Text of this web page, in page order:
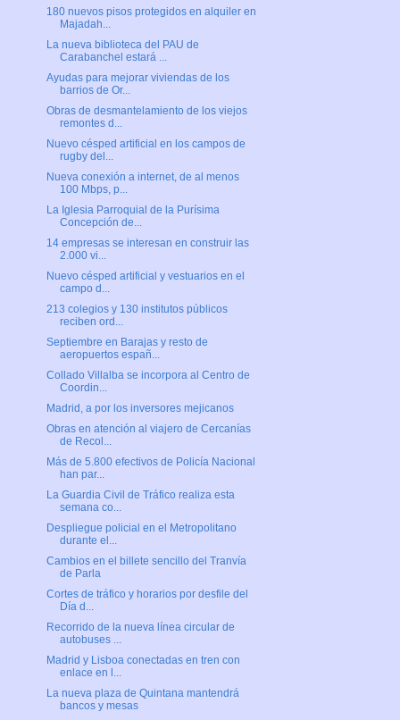
180 nuevos pisos protegidos en alquiler en
Majadah...
La nueva biblioteca del PAU de
Carabanchel estará ...
Ayudas para mejorar viviendas de los
barrios de Or...
Obras de desmantelamiento de los viejos
remontes d...
Nuevo césped artificial en los campos de
rugby del...
Nueva conexión a internet, de al menos
100 Mbps, p...
La Iglesia Parroquial de la Purísima
Concepción de...
14 empresas se interesan en construir las
2.000 vi...
Nuevo césped artificial y vestuarios en el
campo d...
213 colegios y 130 institutos públicos
reciben ord...
Septiembre en Barajas y resto de
aeropuertos españ...
Collado Villalba se incorpora al Centro de
Coordin...
Madrid, a por los inversores mejicanos
Obras en atención al viajero de Cercanías
de Recol...
Más de 5.800 efectivos de Policía Nacional
han par...
La Guardia Civil de Tráfico realiza esta
semana co...
Despliegue policial en el Metropolitano
durante el...
Cambios en el billete sencillo del Tranvía
de Parla
Cortes de tráfico y horarios por desfile del
Día d...
Recorrido de la nueva línea circular de
autobuses ...
Madrid y Lisboa conectadas en tren con
enlace en l...
La nueva plaza de Quintana mantendrá
bancos y mesas